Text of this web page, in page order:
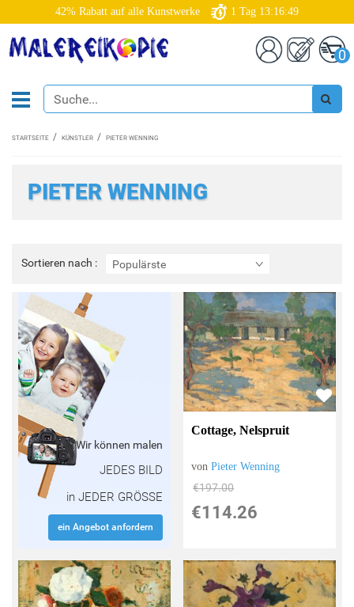
42% Rabatt auf alle Kunstwerke 1 Tag 13:16:49
0
STARTSEITE KÜNSTLER PIETER WENNING
PIETER WENNING
Sortieren nach : Populärste
Sortieren
nach
Wir können malen
JEDES BILD
in JEDER GRÖSSE
ein Angebot anfordern
Cottage, Nelspruit
vonPieter Wenning
€197.00
€114.26